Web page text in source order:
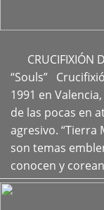
CRUCIFIXIÓN
“Souls”
1991 en
de las pocas en
agresivo. “Tierra
son temas
conocen y